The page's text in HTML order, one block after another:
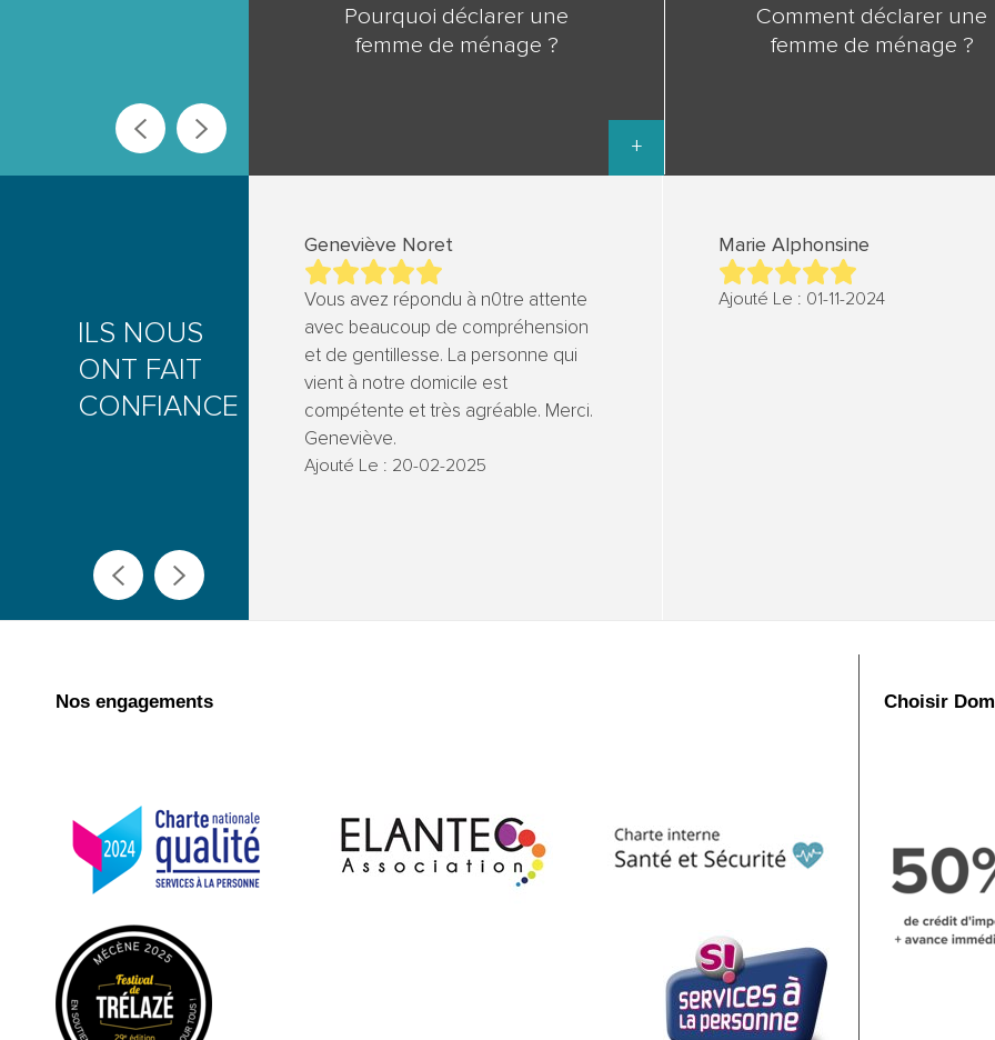
+
Pourquoi déclarer une
femme de ménage ?
+
Comment déclarer une
femme de ménage ?
ILS NOUS
ONT FAIT
CONFIANCE
Geneviève Noret
Vous avez répondu à n0tre attente
avec beaucoup de compréhension
et de gentillesse. La personne qui
vient à notre domicile est
compétente et très agréable. Merci.
Geneviève.
Ajouté Le : 20-02-2025
Marie Alphonsine
Ajouté Le : 01-11-2024
Nos engagements Choisir